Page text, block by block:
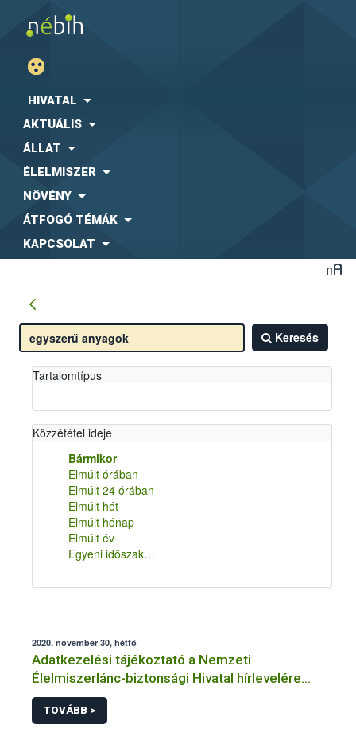
HIVATAL
AKTUÁLIS
ÁLLAT
ÉLELMISZER
NÖVÉNY
ÁTFOGÓ TÉMÁK
KAPCSOLAT
Keresés
Tartalomtípus
Közzététel ideje
Bármikor
Elmúlt órában
Elmúlt 24 órában
Elmúlt hét
Elmúlt hónap
Elmúlt év
Egyéni időszak…
2020. november 30, hétfő
Adatkezelési tájékoztató a Nemzeti
Élelmiszerlánc-biztonsági Hivatal hírlevelére
történő regisztrációhoz kapcsolódó
adatkezelések vonatkozásában
TOVÁBB >